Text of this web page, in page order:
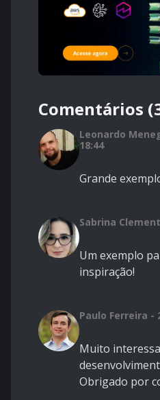
Comentários
Leonardo
18:44
Grande
Sabrina
Um exemplo
inspiração!
Paulo Ferreira -
Muito
Obrigado por